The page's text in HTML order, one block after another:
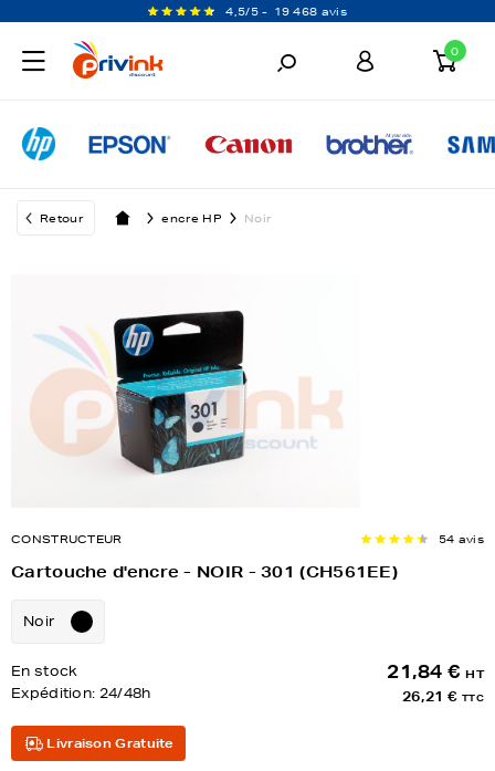
4,5/5 - 19 468 avis
0
Retour encre HP Noir
CONSTRUCTEUR 54 avis
Cartouche d'encre - NOIR - 301 (CH561EE)
Noir
En stock
Expédition: 24/48h
21,84 € HT
26,21 € TTC
Livraison Gratuite